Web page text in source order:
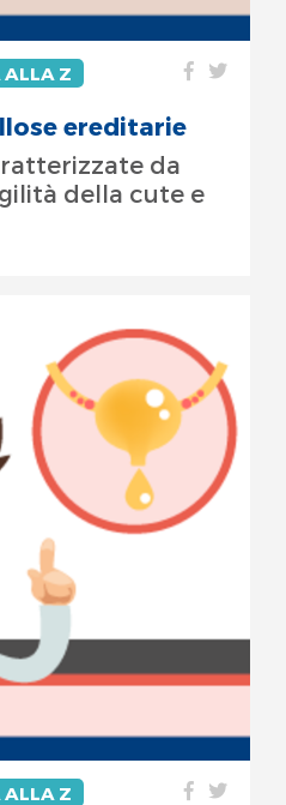
ALLA Z
ereditarie
da
della cute e
ALLA Z